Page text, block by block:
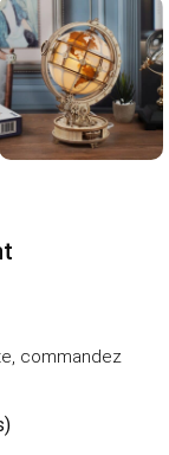
commandez